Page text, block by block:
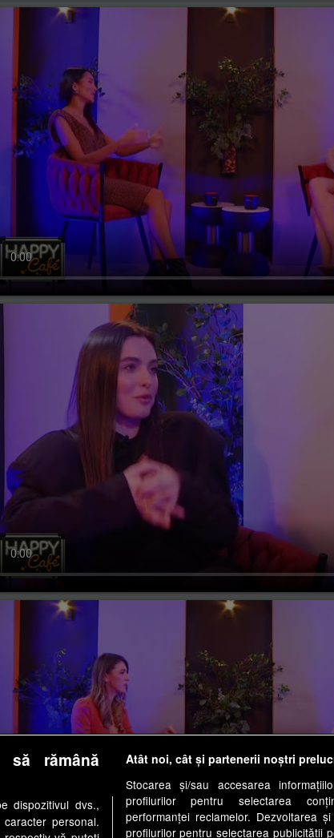
24 ianuarie 2024
23 ianuarie 2024
22 ianuarie 2024
să rămână
dispozitivul dvs.,
personal.
Atât noi, cât și partenerii noștri
Stocarea și/sau accesarea
profilurilor pentru selectarea
performanței reclamelor. Dezvoltarea
profilurilor pentru selectarea publicității